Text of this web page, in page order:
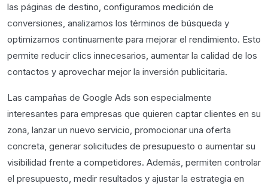
las páginas de destino, configuramos medición de
conversiones, analizamos los términos de búsqueda y
optimizamos continuamente para mejorar el rendimiento. Esto
permite reducir clics innecesarios, aumentar la calidad de los
contactos y aprovechar mejor la inversión publicitaria.
Las campañas de Google Ads son especialmente
interesantes para empresas que quieren captar clientes en su
zona, lanzar un nuevo servicio, promocionar una oferta
concreta, generar solicitudes de presupuesto o aumentar su
visibilidad frente a competidores. Además, permiten controlar
el presupuesto, medir resultados y ajustar la estrategia en